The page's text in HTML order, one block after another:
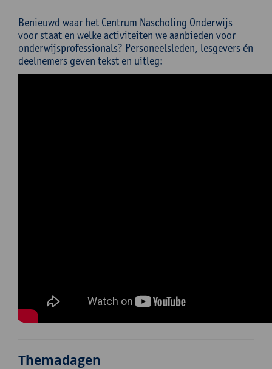
Benieuwd waar het Centrum Nascholing Onderwijs
voor staat en welke activiteiten we aanbieden voor
onderwijsprofessionals? Personeelsleden, lesgevers én
deelnemers geven tekst en uitleg:
Themadagen